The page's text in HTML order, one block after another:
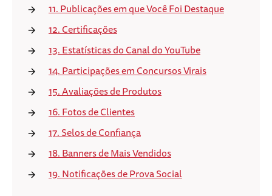
11. Publicações em que Você Foi Destaque
12. Certificações
13. Estatísticas do Canal do YouTube
14. Participações em Concursos Virais
15. Avaliações de Produtos
16. Fotos de Clientes
17. Selos de Confiança
18. Banners de Mais Vendidos
19. Notificações de Prova Social